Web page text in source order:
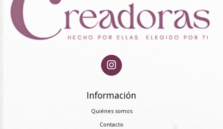
Información
Quiénes somos
Contacto